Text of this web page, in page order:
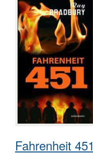
Fahrenheit 451